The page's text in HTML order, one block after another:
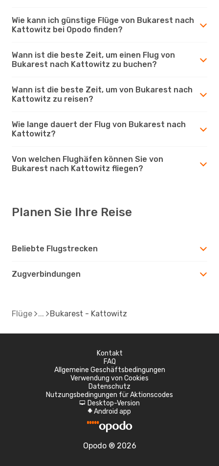
Wie kann ich günstige Flüge von Bukarest nach
Kattowitz bei Opodo finden?
Wann ist die beste Zeit, um einen Flug von
Bukarest nach Kattowitz zu buchen?
Wann ist die beste Zeit, um von Bukarest nach
Kattowitz zu reisen?
Wie lange dauert der Flug von Bukarest nach
Kattowitz?
Von welchen Flughäfen können Sie von
Bukarest nach Kattowitz fliegen?
Planen Sie Ihre Reise
Beliebte Flugstrecken
Zugverbindungen
Flüge Bukarest - Kattowitz
Kontakt
FAQ
Allgemeine Geschäftsbedingungen
Verwendung von Cookies
Datenschutz
Nutzungsbedingungen für Aktionscodes
d Desktop-Version
A Android app
Opodo ® 2026